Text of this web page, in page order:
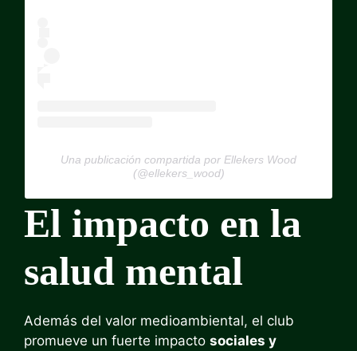
Una publicación compartida por Ellekers Wood
(@ellekers_wood)
El impacto en la
salud mental
Además del valor medioambiental, el club
promueve un fuerte impacto sociales y